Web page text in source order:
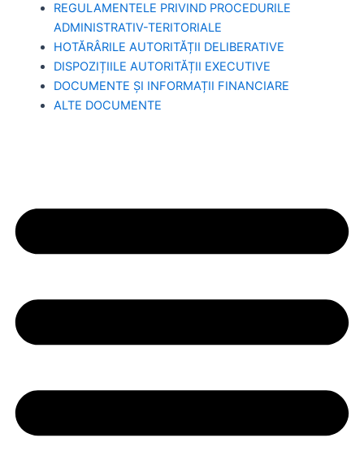
REGULAMENTELE PRIVIND PROCEDURILE
ADMINISTRATIV-TERITORIALE
HOTĂRÂRILE AUTORITĂȚII DELIBERATIVE
DISPOZIȚIILE AUTORITĂȚII EXECUTIVE
DOCUMENTE ȘI INFORMAȚII FINANCIARE
ALTE DOCUMENTE